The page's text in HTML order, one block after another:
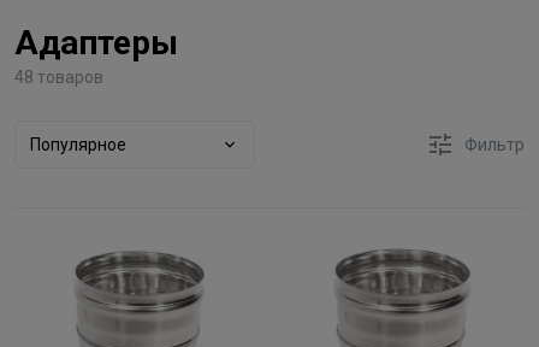
Адаптеры
48 товаров
Популярное Фильтр